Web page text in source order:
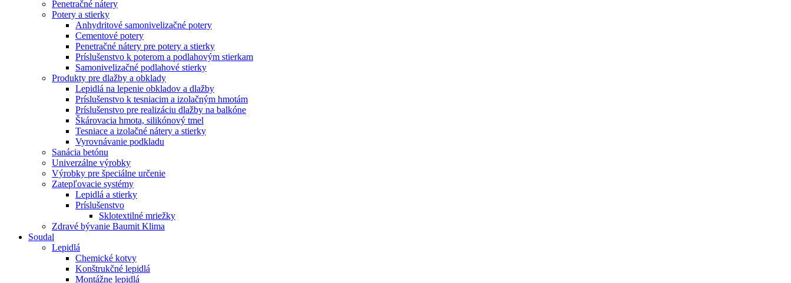
Penetračné nátery
Potery a stierky
Anhydritové samonivelizačné potery
Cementové potery
Penetračné nátery pre potery a stierky
Príslušenstvo k poterom a podlahovým stierkam
Samonivelizačné podlahové stierky
Produkty pre dlažby a obklady
Lepidlá na lepenie obkladov a dlažby
Príslušenstvo k tesniacim a izolačným hmotám
Príslušenstvo pre realizáciu dlažby na balkóne
Škárovacia hmota, silikónový tmel
Tesniace a izolačné nátery a stierky
Vyrovnávanie podkladu
Sanácia betónu
Univerzálne výrobky
Výrobky pre špeciálne určenie
Zatepľovacie systémy
Lepidlá a stierky
Príslušenstvo
Sklotextilné mriežky
Zdravé bývanie Baumit Klima
Soudal
Lepidlá
Chemické kotvy
Konštrukčné lepidlá
Montážne lepidlá